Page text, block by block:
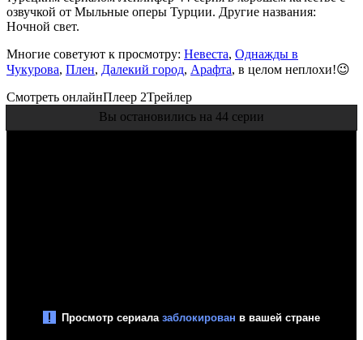
озвучкой от Мыльные оперы Турции. Другие названия:
Ночной свет.
Многие советуют к просмотру: Невеста, Однажды в
Чукурова, Плен, Далекий город, Арафта, в целом неплохи!😉
Смотреть онлайнПлеер 2Трейлер
Вы остановились на 44 серии